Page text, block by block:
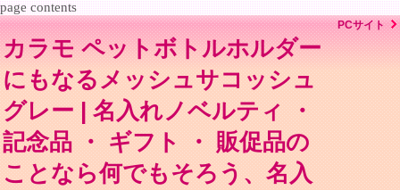
page contents
カラモ ペットボトルホルダー
にもなるメッシュサコッシュ
グレー | 名入れノベルティ ・
記念品 ・ ギフト ・ 販促品の
ことなら何でもそろう、名入
PCサイト